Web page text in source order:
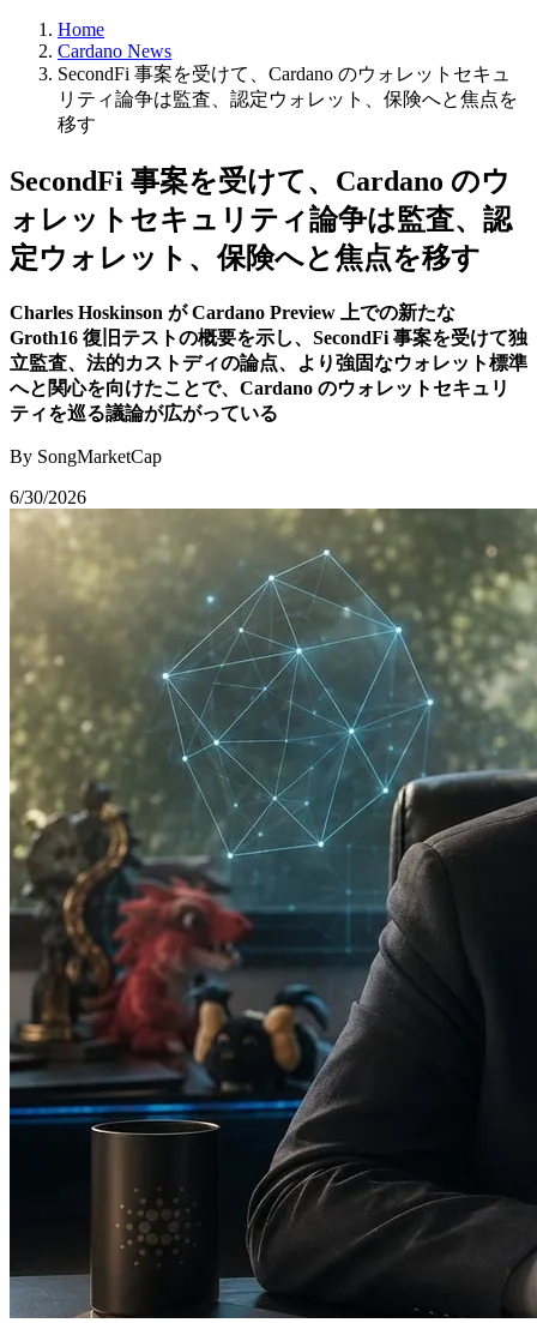
Home
Cardano News
SecondFi 事案を受けて、Cardano のウォレットセキュ
リティ論争は監査、認定ウォレット、保険へと焦点を
移す
SecondFi 事案を受けて、Cardano のウ
ォレットセキュリティ論争は監査、認
定ウォレット、保険へと焦点を移す
Charles Hoskinson が Cardano Preview 上での新たな
Groth16 復旧テストの概要を示し、SecondFi 事案を受けて独
立監査、法的カストディの論点、より強固なウォレット標準
へと関心を向けたことで、Cardano のウォレットセキュリ
ティを巡る議論が広がっている
By SongMarketCap
6/30/2026